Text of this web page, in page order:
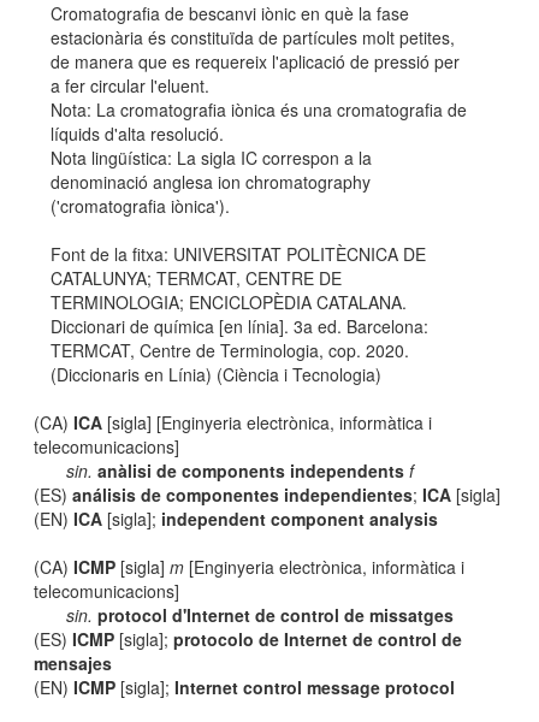
Cromatografia de bescanvi iònic en què la fase
estacionària és constituïda de partícules molt petites,
de manera que es requereix l'aplicació de pressió per
a fer circular l'eluent.
Nota: La cromatografia iònica és una cromatografia de
líquids d'alta resolució.
Nota lingüística: La sigla IC correspon a la
denominació anglesa ion chromatography
('cromatografia iònica').
Font de la fitxa: UNIVERSITAT POLITÈCNICA DE
CATALUNYA; TERMCAT, CENTRE DE
TERMINOLOGIA; ENCICLOPÈDIA CATALANA.
Diccionari de química [en línia]. 3a ed. Barcelona:
TERMCAT, Centre de Terminologia, cop. 2020.
(Diccionaris en Línia) (Ciència i Tecnologia)
(CA)ICA [sigla] [Enginyeria electrònica, informàtica i
telecomunicacions]
sin. anàlisi de components independents f
(ES)análisis de componentes independientes;ICA [sigla]
(EN)ICA [sigla]; independent component analysis
(CA)ICMP [sigla]m [Enginyeria electrònica, informàtica i
telecomunicacions]
sin. protocol d'Internet de control de missatges
(ES)ICMP [sigla];protocolo de Internet de control de
mensajes
(EN)ICMP [sigla];Internet control message protocol